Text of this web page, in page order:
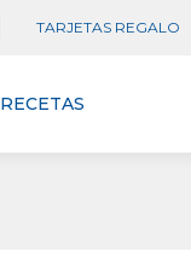
TARJETAS REGALO
RECETAS